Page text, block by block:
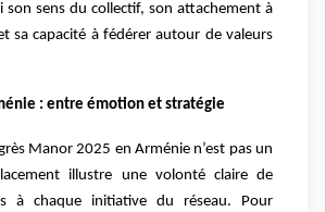
son sens du collectif, son attachement à
sa capacité à fédérer autour de valeurs
: entre émotion et stratégie
Manor 2025 en Arménie n’est pas un
illustre une volonté claire de
à chaque initiative du réseau. Pour